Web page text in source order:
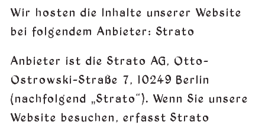
Wir hosten die Inhalte unserer Website
bei folgendem Anbieter: Strato
Anbieter ist die Strato AG, Otto-
Ostrowski-Straße 7, 10249 Berlin
(nachfolgend „Strato“). Wenn Sie unsere
Website besuchen, erfasst Strato